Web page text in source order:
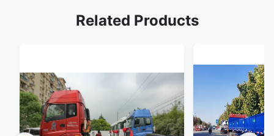
Related Products